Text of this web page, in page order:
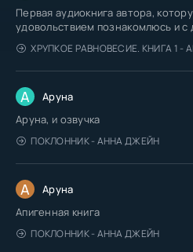
Первая аудиокнига автора,
удовольствием познакомлюсь и с
ХРУПКОЕ РАВНОВЕСИЕ. КНИГА 1 -
А Аруна
Аруна, и озвучка
ПОКЛОННИК - АННА ДЖЕЙН
А Аруна
Апигенная книга
ПОКЛОННИК - АННА ДЖЕЙН